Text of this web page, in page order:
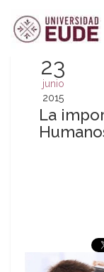
23
junio
2015
La